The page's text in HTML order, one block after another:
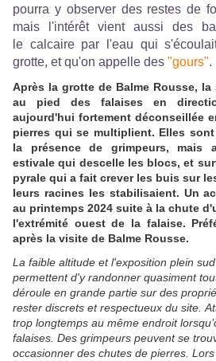
pourra y observer des restes de
mais l'intérêt vient aussi des
le calcaire par l'eau qui
grotte, et qu'on appelle des "gours".
Après la grotte de Balme Rousse,
au pied des falaises en
aujourd'hui fortement déconseillée
pierres qui se multiplient. Elles
la présence de grimpeurs, mais
estivale qui descelle les blocs, et
pyrale qui a fait crever les buis sur
leurs racines les stabilisaient. Un
au printemps 2024 suite à la chute
l'extrémité ouest de la falaise.
après la visite de Balme Rousse.
La faible altitude etl'exposition plein
permettent d'y randonner quasiment
déroule en grande partie sur des
rester discrets et respectueux du site.
trop longtemps au même endroit
falaises. Des grimpeurs peuvent se
occasionner des chutes de pierres.